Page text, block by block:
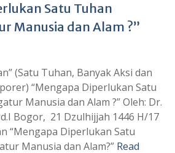
Satu Tuhan
Manusia dan Alam ?”
(Satu Tuhan, Banyak Aksi dan
“Mengapa Diperlukan Satu
Manusia dan Alam ?” Oleh: Dr.
Bogor, 21 Dzulhijjah 1446 H/17
“Mengapa Diperlukan Satu
Manusia dan Alam?” Read